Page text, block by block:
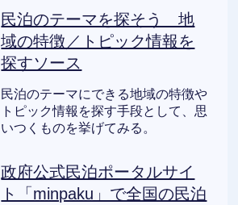
民泊のテーマを探そう 地
域の特徴／トピック情報を
探すソース
民泊のテーマにできる地域の特徴や
トピック情報を探す手段として、思
いつくものを挙げてみる。
政府公式民泊ポータルサイ
ト「minpaku」で全国の民泊